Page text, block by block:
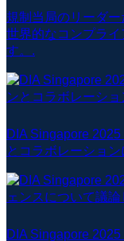
規制当局のリーダー
世界的なコンプラ
す。.
DIA Singapore
とコラボレーショ
DIA Singapore